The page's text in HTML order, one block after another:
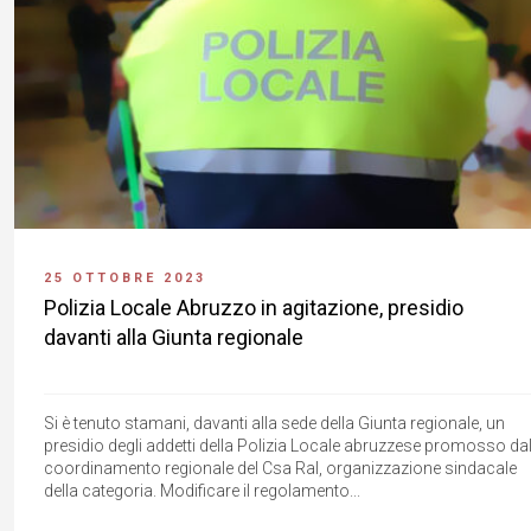
25 OTTOBRE 2023
Polizia Locale Abruzzo in agitazione, presidio
davanti alla Giunta regionale
Si è tenuto stamani, davanti alla sede della Giunta regionale, un
presidio degli addetti della Polizia Locale abruzzese promosso dal
coordinamento regionale del Csa Ral, organizzazione sindacale
della categoria. Modificare il regolamento...